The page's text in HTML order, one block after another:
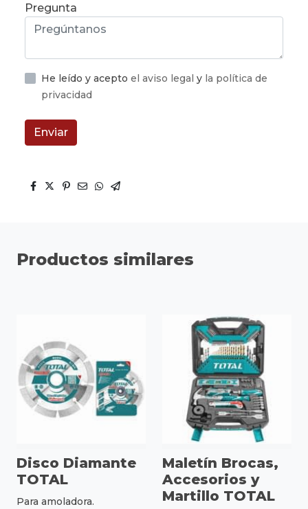
Pregunta
He leído y acepto el aviso legal y la política de
privacidad
Enviar
Productos similares
Disco Diamante
TOTAL
Para amoladora.
Maletín Brocas,
Accesorios y
Martillo TOTAL